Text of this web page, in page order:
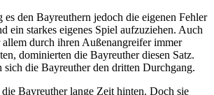
es den Bayreuthern jedoch die eigenen Fehler
ein starkes eigenes Spiel aufzuziehen. Auch
durch ihren Außenangreifer immer
dominierten die Bayreuther diesen Satz.
die Bayreuther den dritten Durchgang.
Bayreuther lange Zeit hinten. Doch sie